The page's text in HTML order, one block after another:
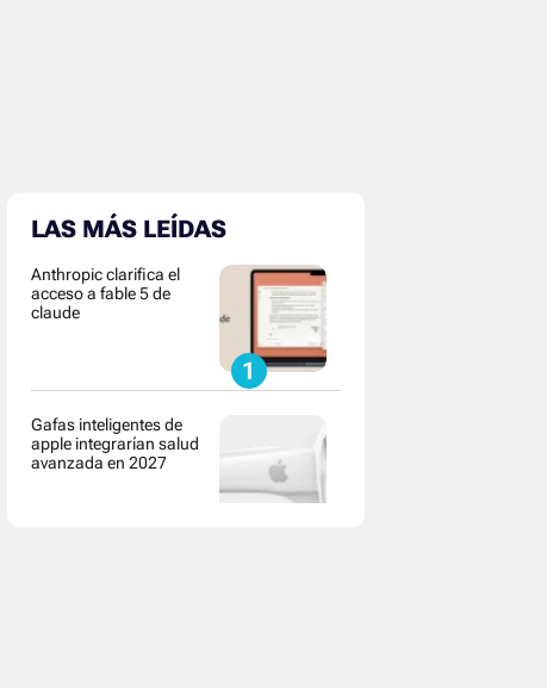
LAS MÁS LEÍDAS
Anthropic clarifica el
acceso a fable 5 de
claude
Gafas inteligentes de
apple integrarían salud
avanzada en 2027